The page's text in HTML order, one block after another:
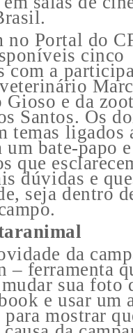
no Portal do
cinco
com a
e da
Santos. Os
temas ligados
um bate-papo
que
dúvidas e
seja dentro
da
– ferramenta
sua foto
e usar um
para mostrar